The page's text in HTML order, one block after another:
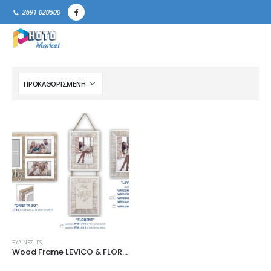
2691 020500
ΞΎΛΙΝΕΣ- PS
Wood Frame LEVICO & FLORENT and Decor Frame ORIETTA